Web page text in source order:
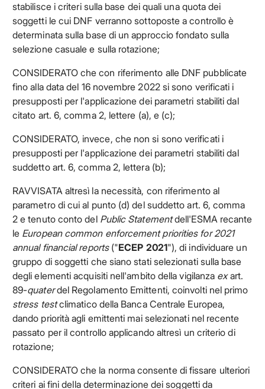
stabilisce i criteri sulla base dei quali una quota dei
soggetti le cui DNF verranno sottoposte a controllo è
determinata sulla base di un approccio fondato sulla
selezione casuale e sulla rotazione;
CONSIDERATO che con riferimento alle DNF pubblicate
fino alla data del 16 novembre 2022 si sono verificati i
presupposti per l'applicazione dei parametri stabiliti dal
citato art. 6, comma 2, lettere (a), e (c);
CONSIDERATO, invece, che non si sono verificati i
presupposti per l'applicazione dei parametri stabiliti dal
suddetto art. 6, comma 2, lettera (b);
RAVVISATA altresì la necessità, con riferimento al
parametro di cui al punto (d) del suddetto art. 6, comma
2 e tenuto conto del Public Statementdell'ESMA recante
le European common enforcement priorities for 2021
annual financial reports("ECEP 2021"), di individuare un
gruppo di soggetti che siano stati selezionati sulla base
degli elementi acquisiti nell'ambito della vigilanza exart.
89-quaterdel Regolamento Emittenti, coinvolti nel primo
stress testclimatico della Banca Centrale Europea,
dando priorità agli emittenti mai selezionati nel recente
passato per il controllo applicando altresì un criterio di
rotazione;
CONSIDERATO che la norma consente di fissare ulteriori
criteri ai fini della determinazione dei soggetti da